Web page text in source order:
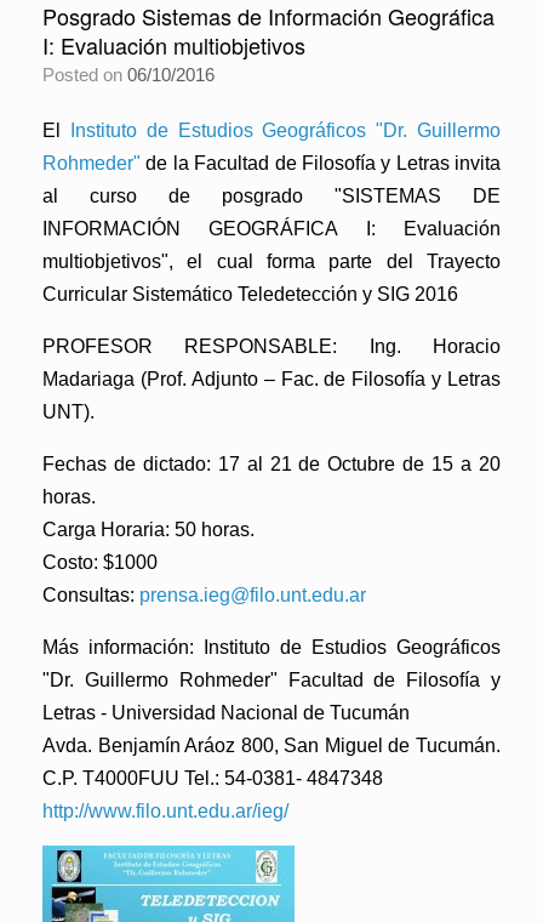
Posgrado Sistemas de Información Geográfica
I: Evaluación multiobjetivos
Posted on 06/10/2016
El
Instituto de Estudios Geográficos "Dr. Guillermo
Rohmeder" de la Facultad de Filosofía y Letras invita
al curso de posgrado "SISTEMAS DE
INFORMACIÓN GEOGRÁFICA I: Evaluación
multiobjetivos", el cual forma parte del Trayecto
Curricular Sistemático Teledetección y SIG 2016
PROFESOR RESPONSABLE: Ing. Horacio
Madariaga (Prof. Adjunto – Fac. de Filosofía y Letras
UNT).
Fechas de dictado: 17 al 21 de Octubre de 15 a 20
horas.
Carga Horaria: 50 horas.
Costo: $1000
Consultas: prensa.ieg@filo.unt.edu.ar
Más información: Instituto de Estudios Geográficos
"Dr. Guillermo Rohmeder" Facultad de Filosofía y
Letras - Universidad Nacional de Tucumán
Avda. Benjamín Aráoz 800, San Miguel de Tucumán.
C.P. T4000FUU Tel.: 54-0381- 4847348
http://www.filo.unt.edu.ar/ieg/